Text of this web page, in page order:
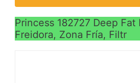
Princess 182727 Deep Fat
Freidora, Zona Fría, Filtr